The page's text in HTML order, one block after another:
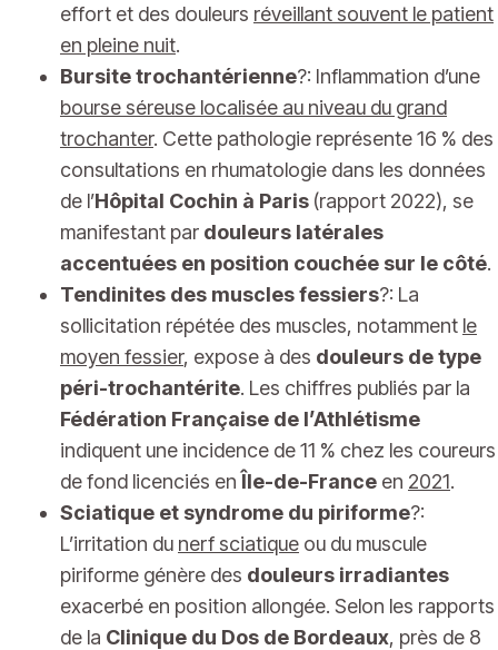
effort et des douleurs réveillant souvent le patient
en pleine nuit.
Bursite trochantérienne?: Inflammation d’une
bourse séreuse localisée au niveau du grand
trochanter. Cette pathologie représente 16 % des
consultations en rhumatologie dans les données
de l’Hôpital Cochin à Paris (rapport 2022), se
manifestant par douleurs latérales
accentuées en position couchée sur le côté.
Tendinites des muscles fessiers?: La
sollicitation répétée des muscles, notamment le
moyen fessier, expose à des douleurs de type
péri-trochantérite. Les chiffres publiés par la
Fédération Française de l’Athlétisme
indiquent une incidence de 11 % chez les coureurs
de fond licenciés enÎle-de-France en 2021.
Sciatique et syndrome du piriforme?:
L’irritation du nerf sciatique ou du muscule
piriforme génère des douleurs irradiantes
exacerbé en position allongée. Selon les rapports
de la Clinique du Dos de Bordeaux, près de 8